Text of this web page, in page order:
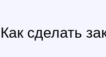
Как сделать